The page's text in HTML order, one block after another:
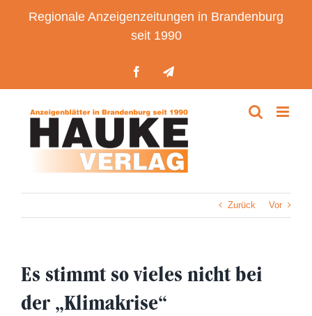
Regionale Anzeigenzeitungen in Brandenburg
seit 1990
FacebookTelegram
Zurück Vor
Es stimmt so vieles nicht bei
der „Klimakrise“